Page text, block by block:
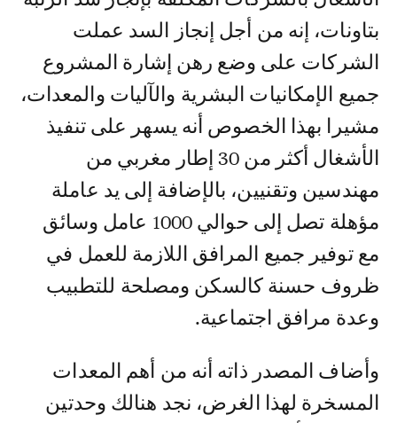
بتاونات، إنه من أجل إنجاز السد عملت
الشركات على وضع رهن إشارة المشروع
جميع الإمكانيات البشرية والآليات والمعدات،
مشيرا بهذا الخصوص أنه يسهر على تنفيذ
الأشغال أكثر من 30 إطار مغربي من
مهندسين وتقنيين، بالإضافة إلى يد عاملة
مؤهلة تصل إلى حوالي 1000 عامل وسائق
مع توفير جميع المرافق اللازمة للعمل في
ظروف حسنة كالسكن ومصلحة للتطبيب
وعدة مرافق اجتماعية.
وأضاف المصدر ذاته أنه من أهم المعدات
المسخرة لهذا الغرض، نجد هنالك وحدتين